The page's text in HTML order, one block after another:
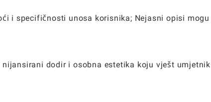
i specifičnosti unosa korisnika; Nejasni opisi
dodir i osobna estetika koju vješt umjetnik